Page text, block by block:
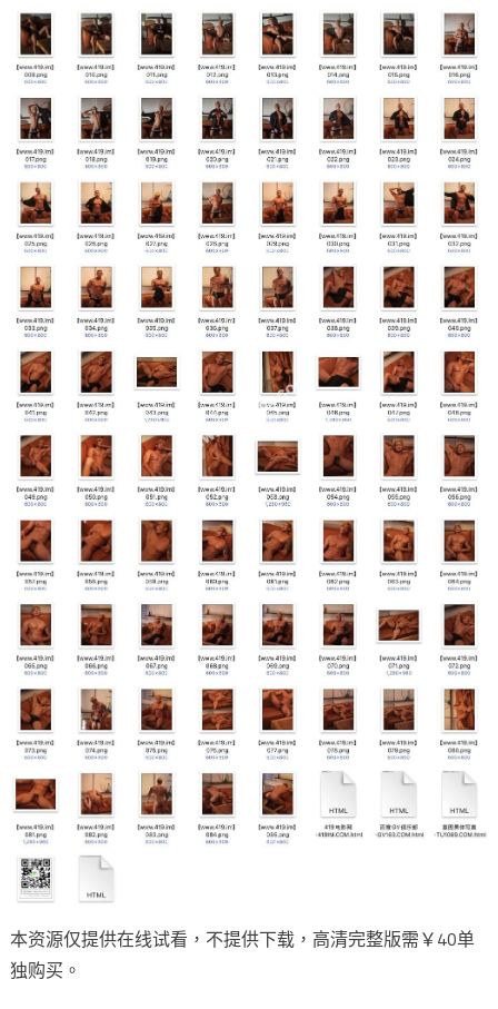
本资源仅提供在线试看，不提供下载，高清完整版需￥40单
独购买。